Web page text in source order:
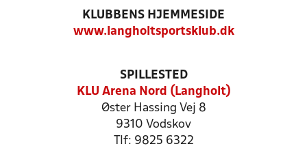
KLUBBENS HJEMMESIDE
www.langholtsportsklub.dk
SPILLESTED
KLU Arena Nord (Langholt)
Øster Hassing Vej 8
9310 Vodskov
Tlf: 9825 6322